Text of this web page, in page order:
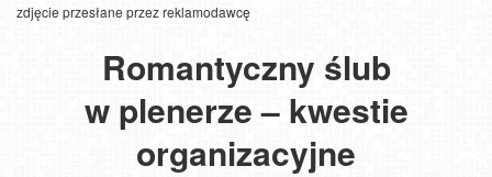
zdjęcie przesłane przez reklamodawcę
Romantyczny ślub
w plenerze – kwestie
organizacyjne